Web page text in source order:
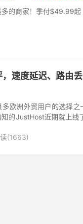
多的商家！季付$49.99起
速度延迟、路由
欧洲外贸用户的选择
的JustHost近期就上线
(1663)